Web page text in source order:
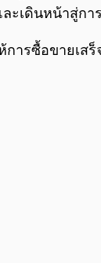
เดินหน้าสู่การ
ารซื้อขายเ